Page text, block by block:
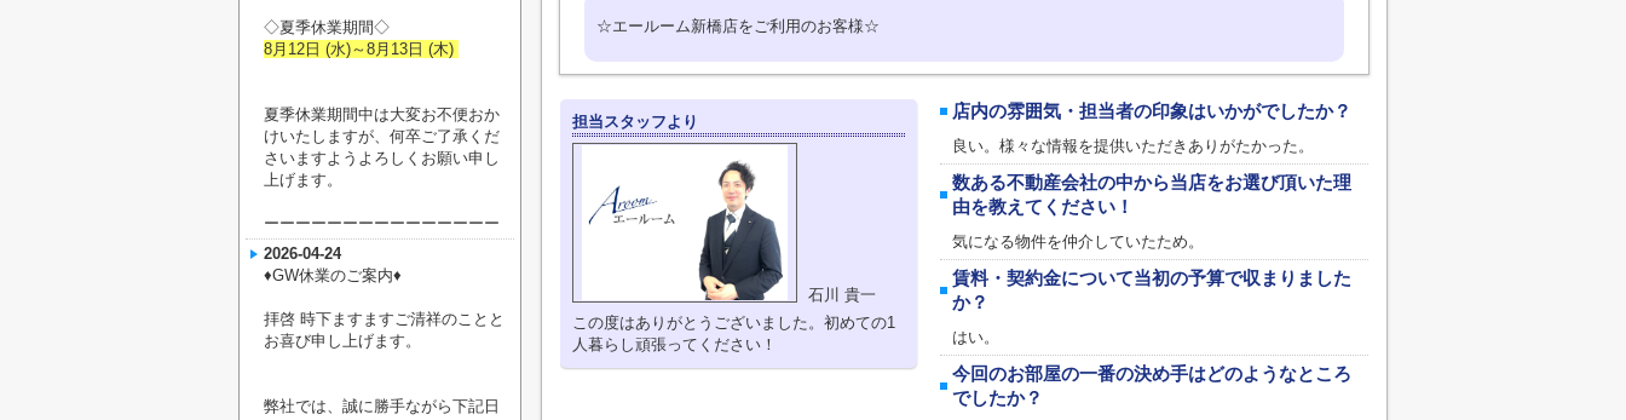
☆エールーム新橋店をご利用のお客様☆
担当スタッフより
石川 貴一
この度はありがとうございました。初めての1
人暮らし頑張ってください！
店内の雰囲気・担当者の印象はいかがでしたか？
良い。様々な情報を提供いただきありがたかった。
数ある不動産会社の中から当店をお選び頂いた理
由を教えてください！
気になる物件を仲介していたため。
賃料・契約金について当初の予算で収まりました
か？
はい。
今回のお部屋の一番の決め手はどのようなところ
でしたか？
◇夏季休業期間◇
8月12日 (水)～8月13日 (木)
夏季休業期間中は大変お不便おか
けいたしますが、何卒ご了承くだ
さいますようよろしくお願い申し
上げます。
ーーーーーーーーーーーーーーー
2026-04-24
♦︎GW休業のご案内♦︎
拝啓 時下ますますご清祥のことと
お喜び申し上げます。
弊社では、誠に勝手ながら下記日